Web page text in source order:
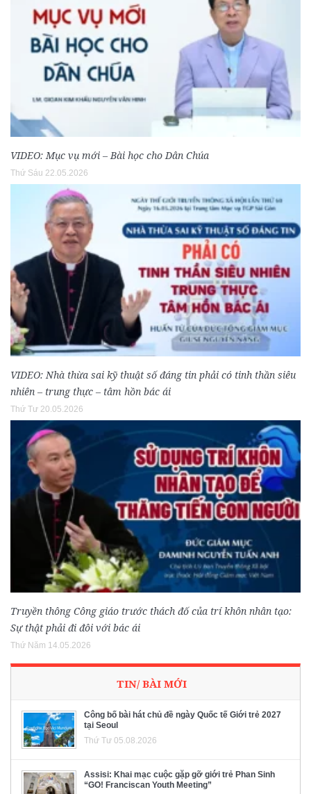
VIDEO: Mục vụ mới – Bài học cho Dân Chúa
Thứ Sáu 22.05.2026
VIDEO: Nhà thừa sai kỹ thuật số đáng tin phải có tinh thần siêu
nhiên – trung thực – tâm hồn bác ái
Thứ Tư 20.05.2026
Truyền thông Công giáo trước thách đố của trí khôn nhân tạo:
Sự thật phải đi đôi với bác ái
Thứ Năm 14.05.2026
TIN/ BÀI MỚI
Công bố bài hát chủ đề ngày Quốc tế Giới trẻ 2027
tại Seoul
Thứ Tư 05.08.2026
Assisi: Khai mạc cuộc gặp gỡ giới trẻ Phan Sinh
“GO! Franciscan Youth Meeting”